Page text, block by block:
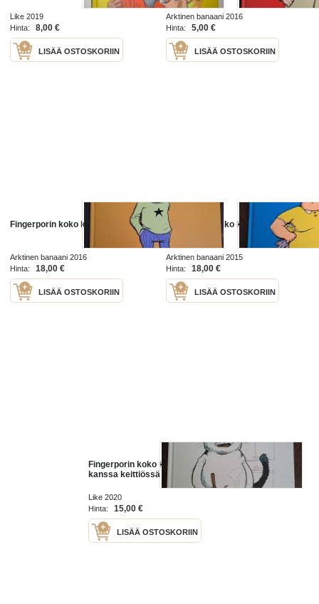
Like 2019
Hinta:
8,00 €
LISÄÄ OSTOSKORIIN
Arktinen banaani 2016
Hinta:
5,00 €
LISÄÄ OSTOSKORIIN
Fingerporin koko kuva 3
Arktinen banaani 2016
Hinta:
18,00 €
LISÄÄ OSTOSKORIIN
Fingerporin koko kuva. 2
Arktinen banaani 2015
Hinta:
18,00 €
LISÄÄ OSTOSKORIIN
Fingerporin koko kuva. 8, Katin
kanssa keittiössä
Like 2020
Hinta:
15,00 €
LISÄÄ OSTOSKORIIN